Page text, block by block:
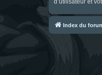
d’utilisateur et
Index du